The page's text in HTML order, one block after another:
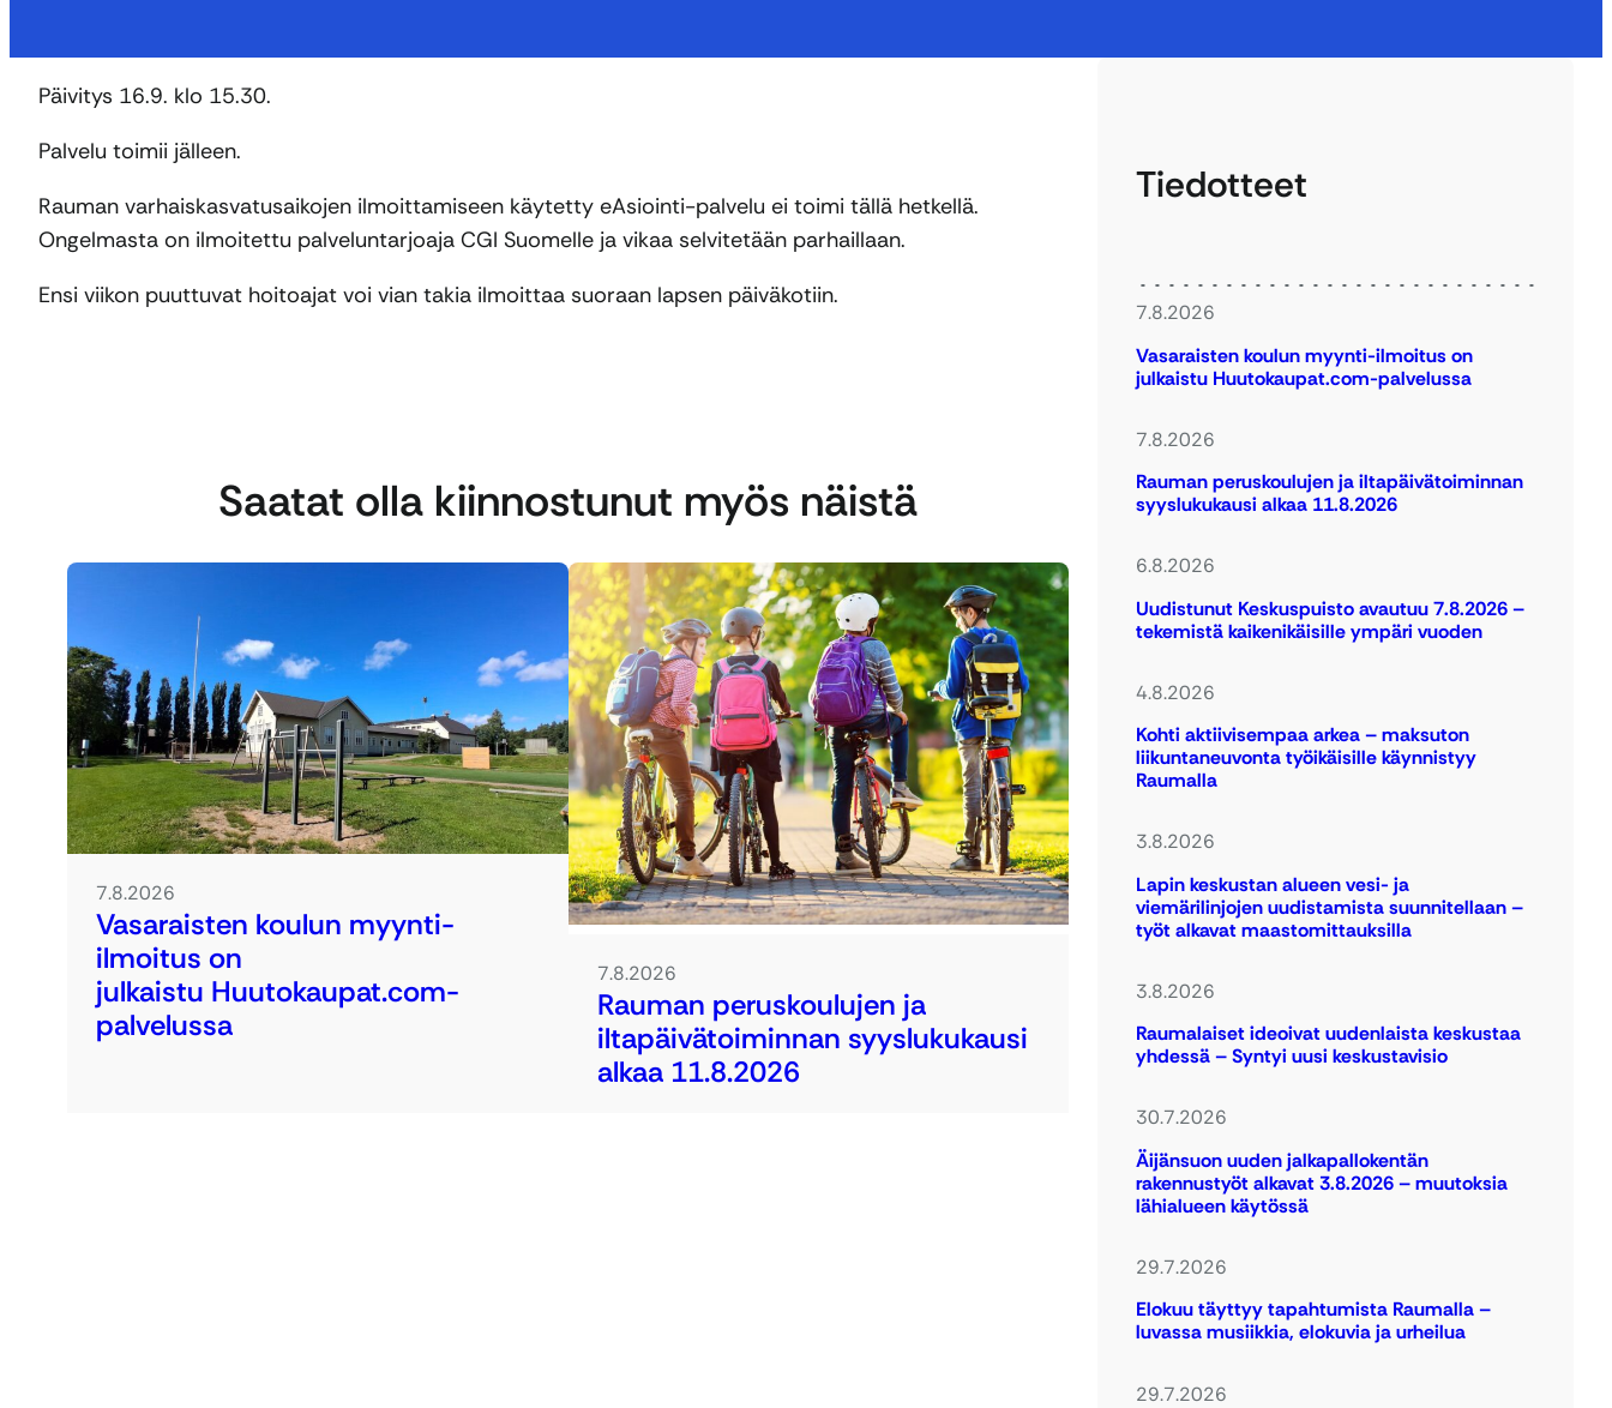
Päivitys 16.9. klo 15.30.
Palvelu toimii jälleen.
Rauman varhaiskasvatusaikojen ilmoittamiseen käytetty eAsiointi-palvelu ei toimi tällä hetkellä.
Ongelmasta on ilmoitettu palveluntarjoaja CGI Suomelle ja vikaa selvitetään parhaillaan.
Ensi viikon puuttuvat hoitoajat voi vian takia ilmoittaa suoraan lapsen päiväkotiin.
Saatat olla kiinnostunut myös näistä
7.8.2026
Vasaraisten koulun myynti-
ilmoitus on
julkaistu Huutokaupat.com-
palvelussa
7.8.2026
Rauman peruskoulujen ja
iltapäivätoiminnan syyslukukausi
alkaa 11.8.2026
Tiedotteet
7.8.2026
Vasaraisten koulun myynti-ilmoitus on
julkaistu Huutokaupat.com-palvelussa
7.8.2026
Rauman peruskoulujen ja iltapäivätoiminnan
syyslukukausi alkaa 11.8.2026
6.8.2026
Uudistunut Keskuspuisto avautuu 7.8.2026 –
tekemistä kaikenikäisille ympäri vuoden
4.8.2026
Kohti aktiivisempaa arkea – maksuton
liikuntaneuvonta työikäisille käynnistyy
Raumalla
3.8.2026
Lapin keskustan alueen vesi- ja
viemärilinjojen uudistamista suunnitellaan –
työt alkavat maastomittauksilla
3.8.2026
Raumalaiset ideoivat uudenlaista keskustaa
yhdessä – Syntyi uusi keskustavisio
30.7.2026
Äijänsuon uuden jalkapallokentän
rakennustyöt alkavat 3.8.2026 – muutoksia
lähialueen käytössä
29.7.2026
Elokuu täyttyy tapahtumista Raumalla –
luvassa musiikkia, elokuvia ja urheilua
29.7.2026